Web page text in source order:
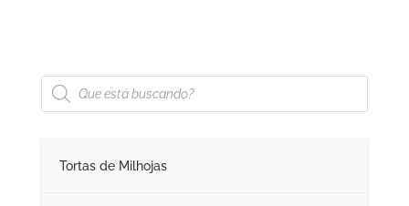
Búsqueda
de
productos
Tortas de Milhojas